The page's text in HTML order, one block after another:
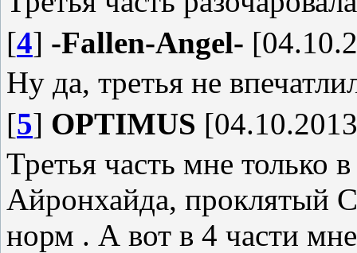
[4] -Fallen-Angel-
Ну да, третья не
[5] OPTIMUS
Третья часть мне только
Айронхайда, проклятый
норм . А вот в 4 части